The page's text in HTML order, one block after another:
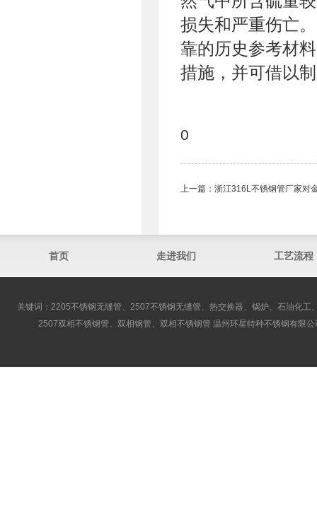
损失和严重伤亡
靠的历史参考材
措施，并可借以
0
上一篇： 浙江316L不锈钢管厂家对
首页 走进我们 工艺流程
关键词：2205不锈钢无缝管、2507不锈钢无缝管、热交换器、锅炉、石油化
2507双相不锈钢管、双相钢管、双相不锈钢管 温州环星特种不锈钢有限